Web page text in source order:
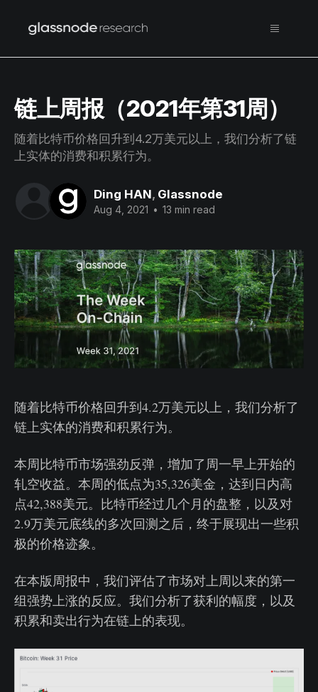
链上周报（2021年第31周）
随着比特币价格回升到4.2万美元以上，我们分析了链
上实体的消费和积累行为。
Ding HAN, Glassnode
Aug 4, 2021 • 13 min read
随着比特币价格回升到4.2万美元以上，我们分析了
链上实体的消费和积累行为。
本周比特币市场强劲反弹，增加了周一早上开始的
轧空收益。本周的低点为35,326美金，达到日内高
点42,388美元。比特币经过几个月的盘整，以及对
2.9万美元底线的多次回测之后，终于展现出一些积
极的价格迹象。
在本版周报中，我们评估了市场对上周以来的第一
组强势上涨的反应。我们分析了获利的幅度，以及
积累和卖出行为在链上的表现。